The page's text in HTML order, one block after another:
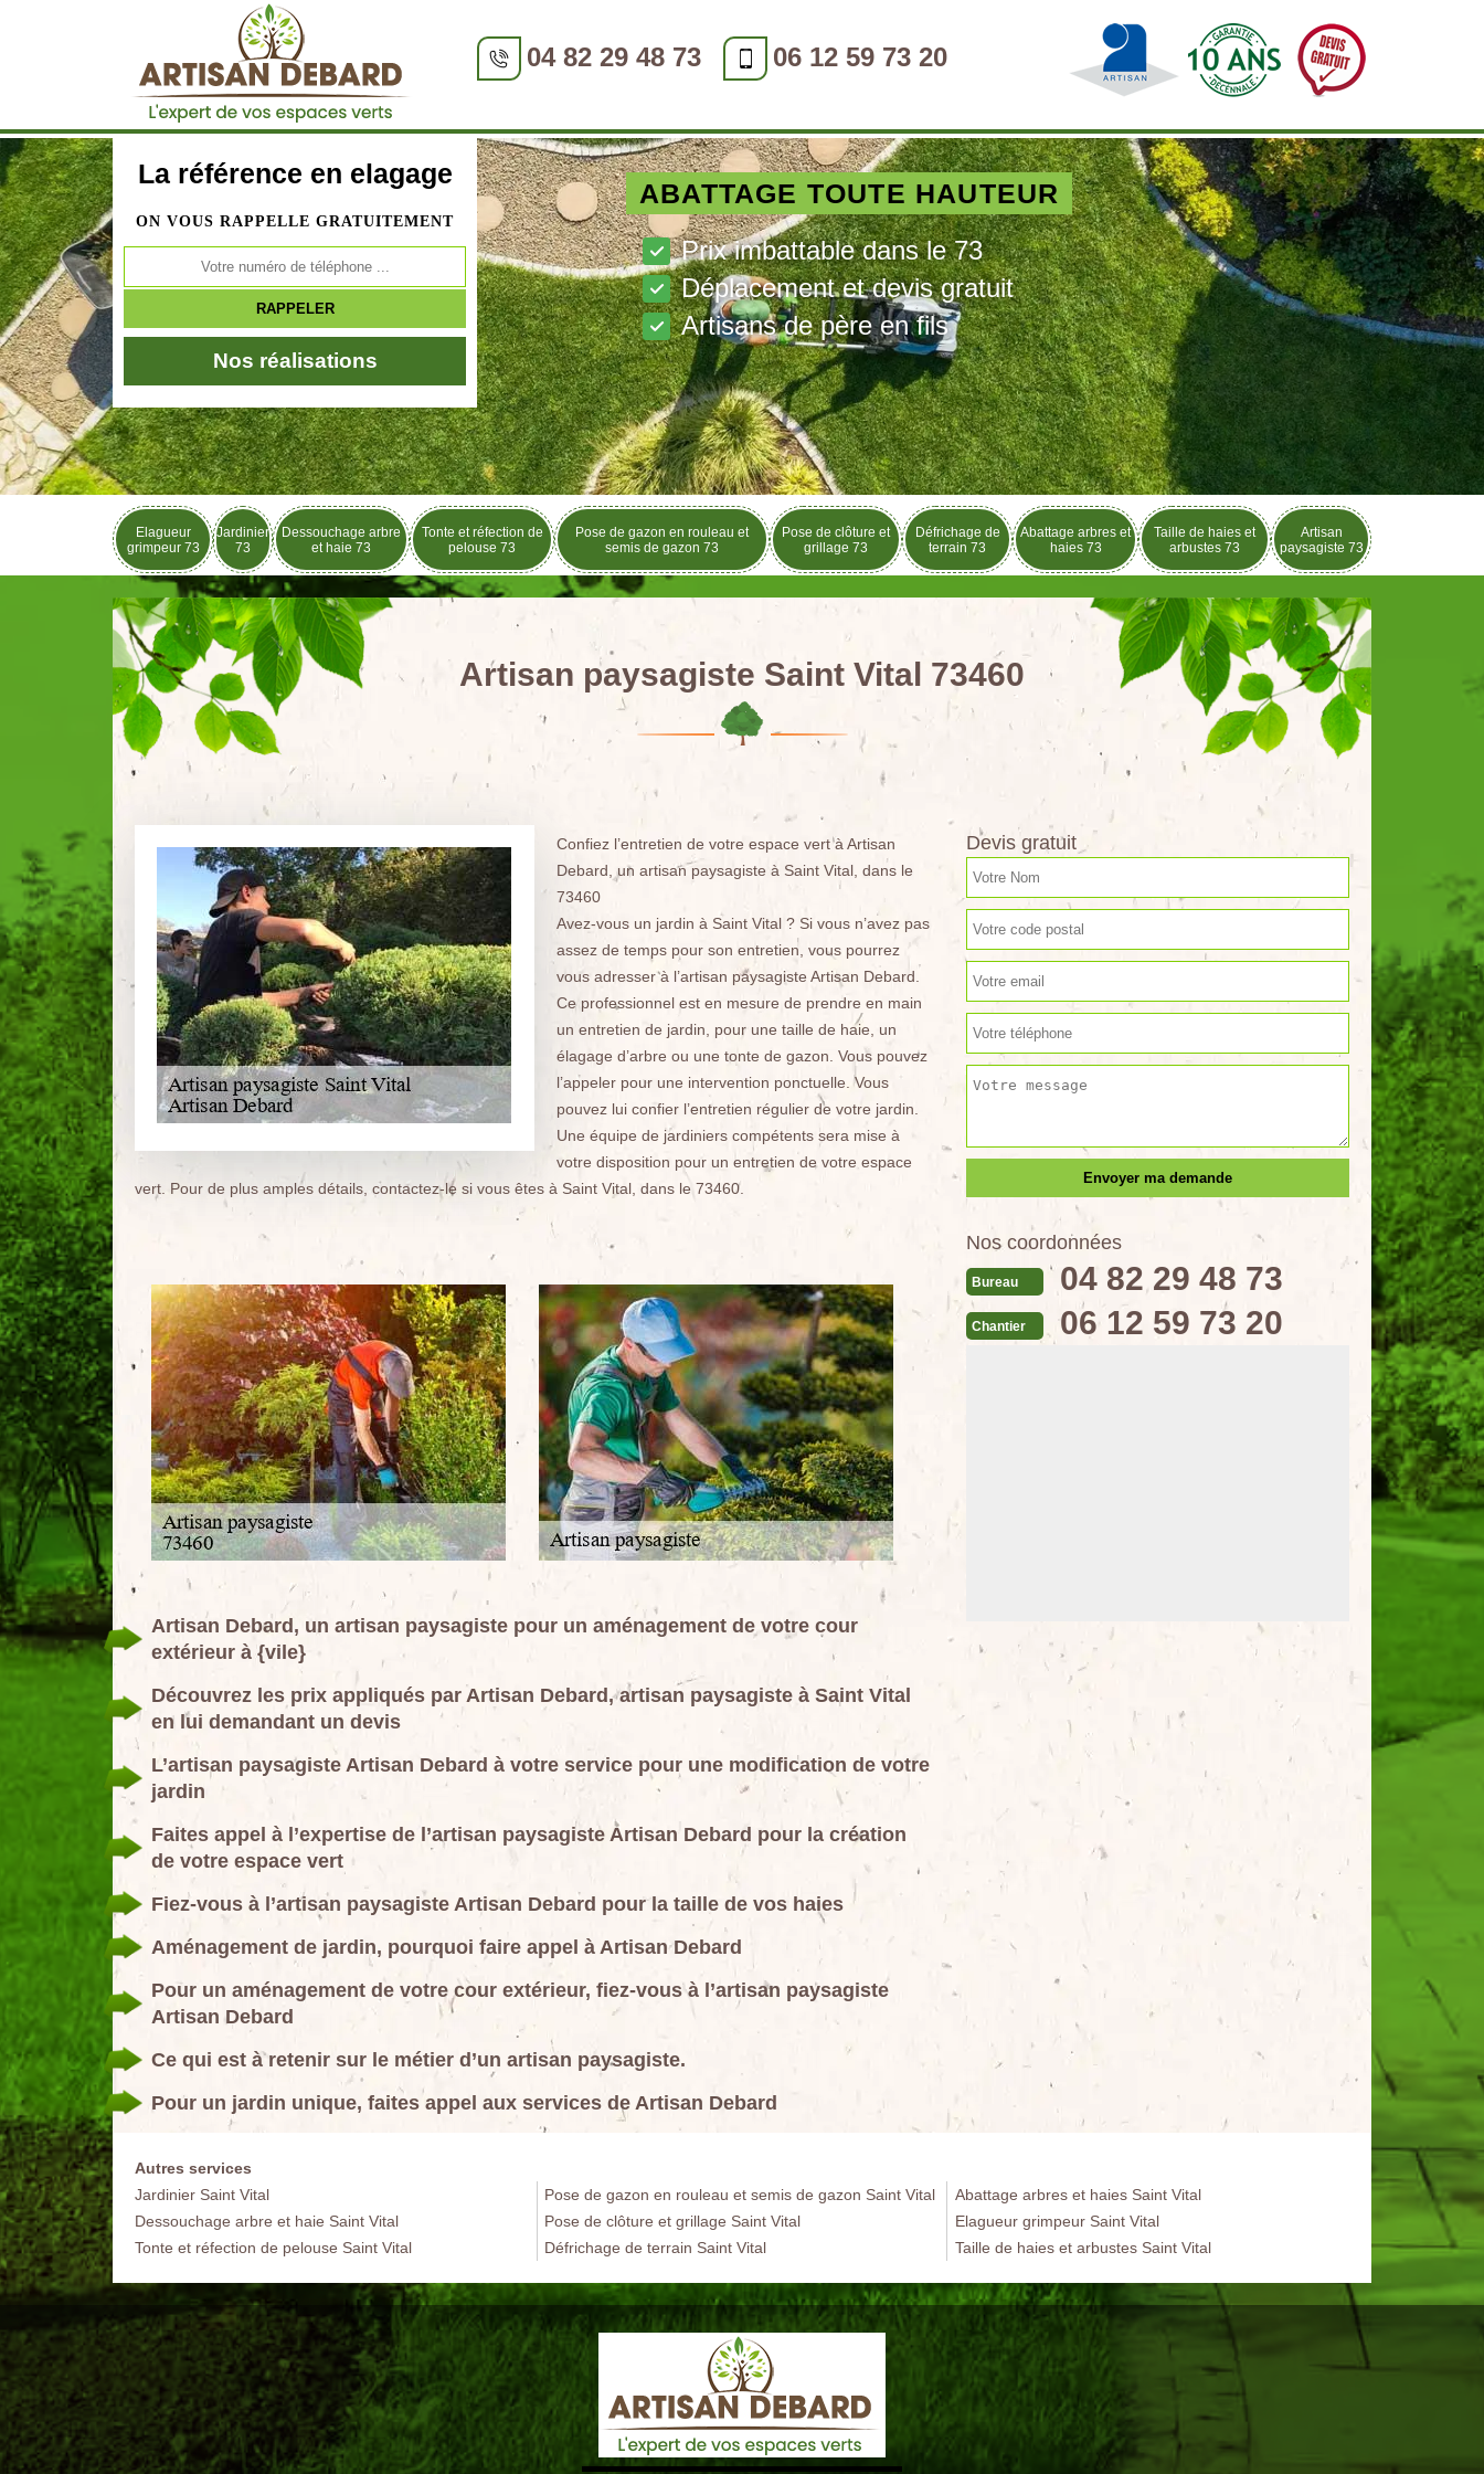
04 82 29 48 73 06 12 59 73 20
La référence en elagage
ON VOUS RAPPELLE GRATUITEMENT
Nos réalisations
ABATTAGE TOUTE HAUTEUR
Prix imbattable dans le 73
Déplacement et devis gratuit
Artisans de père en fils
Elagueur
grimpeur 73
Jardinier
73
Dessouchage arbre
et haie 73
Tonte et réfection de
pelouse 73
Pose de gazon en rouleau et
semis de gazon 73
Pose de clôture et
grillage 73
Défrichage de
terrain 73
Abattage arbres et
haies 73
Taille de haies et
arbustes 73
Artisan
paysagiste 73
Artisan paysagiste Saint Vital 73460
Confiez l’entretien de votre espace vert à Artisan
Debard, un artisan paysagiste à Saint Vital, dans le
73460
Avez-vous un jardin à Saint Vital ? Si vous n’avez pas
assez de temps pour son entretien, vous pourrez
vous adresser à l’artisan paysagiste Artisan Debard.
Ce professionnel est en mesure de prendre en main
un entretien de jardin, pour une taille de haie, un
élagage d’arbre ou une tonte de gazon. Vous pouvez
l’appeler pour une intervention ponctuelle. Vous
pouvez lui confier l’entretien régulier de votre jardin.
Une équipe de jardiniers compétents sera mise à
votre disposition pour un entretien de votre espace
vert. Pour de plus amples détails, contactez-le si vous êtes à Saint Vital, dans le 73460.
Artisan Debard, un artisan paysagiste pour un aménagement de votre cour
extérieur à {vile}
Découvrez les prix appliqués par Artisan Debard, artisan paysagiste à Saint Vital
en lui demandant un devis
L’artisan paysagiste Artisan Debard à votre service pour une modification de votre
jardin
Faites appel à l’expertise de l’artisan paysagiste Artisan Debard pour la création
de votre espace vert
Fiez-vous à l’artisan paysagiste Artisan Debard pour la taille de vos haies
Aménagement de jardin, pourquoi faire appel à Artisan Debard
Pour un aménagement de votre cour extérieur, fiez-vous à l’artisan paysagiste
Artisan Debard
Ce qui est à retenir sur le métier d’un artisan paysagiste.
Pour un jardin unique, faites appel aux services de Artisan Debard
Devis gratuit
Nos coordonnées
Bureau 04 82 29 48 73
Chantier 06 12 59 73 20
Autres services
Jardinier Saint Vital
Dessouchage arbre et haie Saint Vital
Tonte et réfection de pelouse Saint Vital
Pose de gazon en rouleau et semis de gazon Saint Vital
Pose de clôture et grillage Saint Vital
Défrichage de terrain Saint Vital
Abattage arbres et haies Saint Vital
Elagueur grimpeur Saint Vital
Taille de haies et arbustes Saint Vital